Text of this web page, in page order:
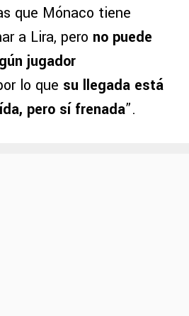
que Mónaco tiene
a Lira, pero no puede
jugador
lo que su llegada está
pero sí frenada”.